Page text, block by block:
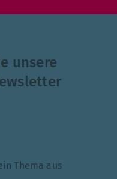
unsere
ein Thema aus